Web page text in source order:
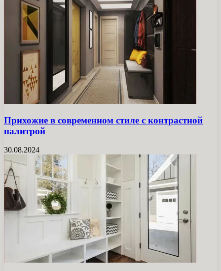
Прихожие в современном стиле с контрастной
палитрой
30.08.2024